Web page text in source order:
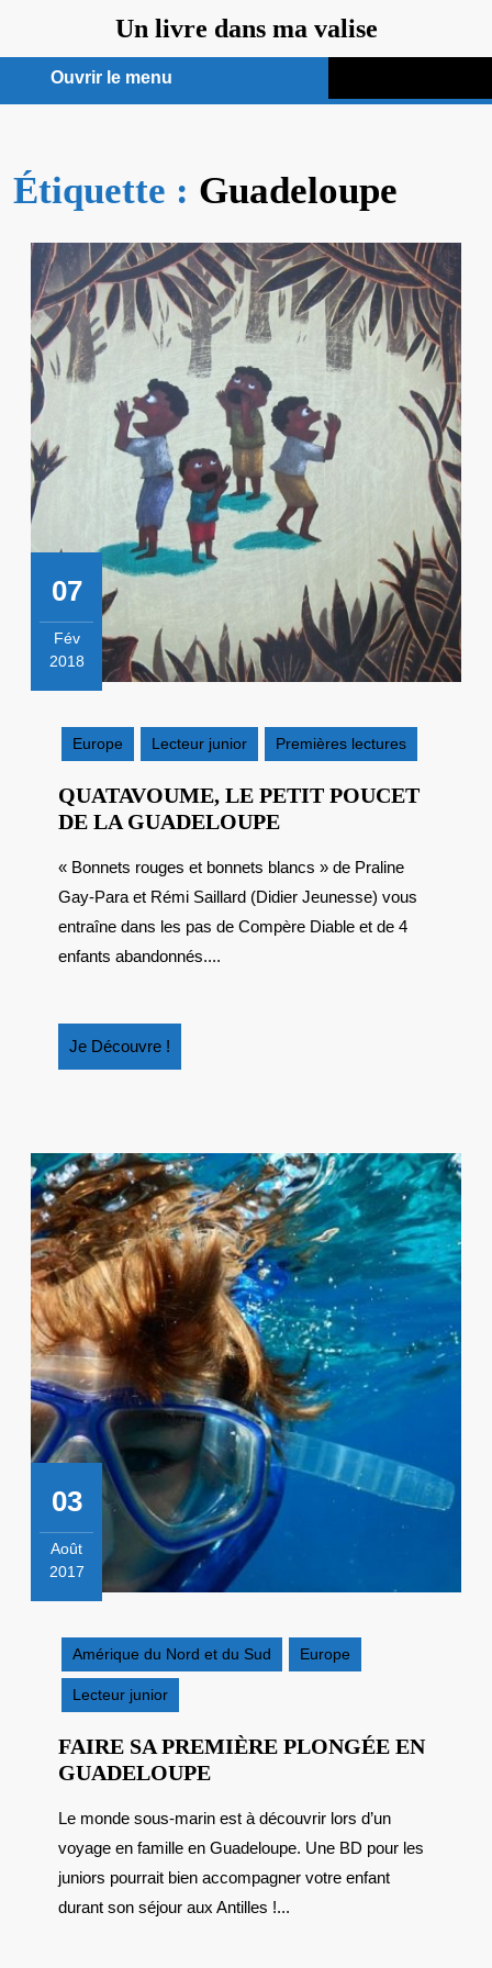
contenu
Un livre dans ma valise
Ouvrir le menu
menu
Étiquette : Guadeloupe
07
Fév
2018
2018
Europe
Lecteur junior Premières lectures
QUATAVOUME, LE PETIT POUCET
DE LA GUADELOUPEQUATAVOUME,
PETIT
POUCET
DE
« Bonnets rouges et bonnets blancs » de Praline
Gay-Para et Rémi Saillard (Didier Jeunesse) vous
entraîne dans les pas de Compère Diable et de 4
enfants abandonnés....
Je Découvre !
Découvre
03
Août
2017
2017
Amérique du Nord et du Sud
Europe
Lecteur junior
FAIRE SA PREMIÈRE PLONGÉE EN
GUADELOUPEFAIRE
PREMIÈRE
PLONGÉE
EN
GUADELOUPE
Le monde sous-marin est à découvrir lors d’un
voyage en famille en Guadeloupe. Une BD pour les
juniors pourrait bien accompagner votre enfant
durant son séjour aux Antilles !...